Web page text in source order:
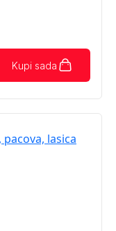
Kupi sada